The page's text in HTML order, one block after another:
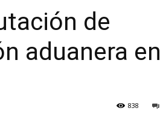
de
aduanera en
838